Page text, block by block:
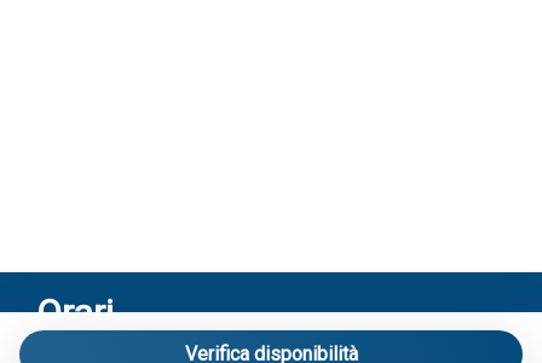
Verifica disponibilità
Orari
Riceviamo solo su appuntamento: